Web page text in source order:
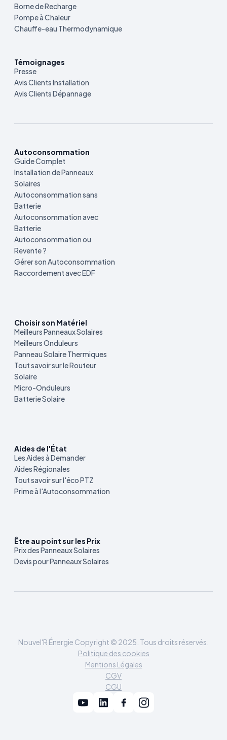
Borne de Recharge
Pompe à Chaleur
Chauffe-eau Thermodynamique
Témoignages
Presse
Avis Clients Installation
Avis Clients Dépannage
Autoconsommation
Guide Complet
Installation de Panneaux
Solaires
Autoconsommation sans
Batterie
Autoconsommation avec
Batterie
Autoconsommation ou
Revente ?
Gérer son Autoconsommation
Raccordement avec EDF
Choisir son Matériel
Meilleurs Panneaux Solaires
Meilleurs Onduleurs
Panneau Solaire Thermiques
Tout savoir sur le Routeur
Solaire
Micro-Onduleurs
Batterie Solaire
Aides de l'État
Les Aides à Demander
Aides Régionales
Tout savoir sur l'éco PTZ
Prime à l'Autoconsommation
Être au point sur les Prix
Prix des Panneaux Solaires
Devis pour Panneaux Solaires
Nouvel'R Énergie Copyright © 2025. Tous droits réservés.
Politique des cookies
Mentions Légales
CGV
CGU